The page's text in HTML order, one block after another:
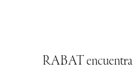
RABAT encuentra